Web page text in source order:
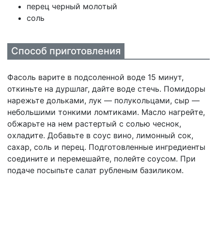
перец черный молотый
соль
Способ приготовления
Фасоль варите в подсоленной воде 15 минут,
откиньте на дуршлаг, дайте воде стечь. Помидоры
нарежьте дольками, лук — полукольцами, сыр —
небольшими тонкими ломтиками. Масло нагрейте,
обжарьте на нем растертый с солью чеснок,
охладите. Добавьте в соус вино, лимонный сок,
сахар, соль и перец. Подготовленные ингредиенты
соедините и перемешайте, полейте соусом. При
подаче посыпьте салат рубленым базиликом.